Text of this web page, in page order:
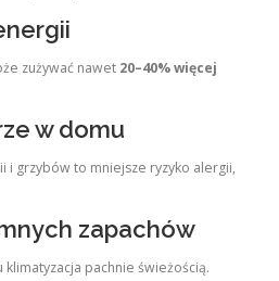
zużywać nawet 20–40% więcej
w domu
grzybów to mniejsze ryzyko alergii,
zapachów
pachnie świeżością.